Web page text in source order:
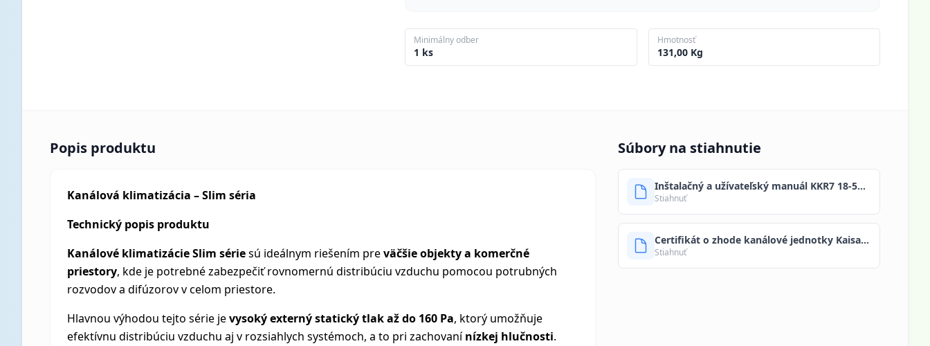
Minimálny odber
1 ks
Hmotnosť
131,00 Kg
Popis produktu
Kanálová klimatizácia – Slim séria
Technický popis produktu
Kanálové klimatizácie Slim sériesú ideálnym riešením preväčšie objekty a komerčné
priestory, kde je potrebné zabezpečiť rovnomernú distribúciu vzduchu pomocou potrubných
rozvodov a difúzorov v celom priestore.
Hlavnou výhodou tejto série jevysoký externý statický tlak až do 160 Pa, ktorý umožňuje
efektívnu distribúciu vzduchu aj v rozsiahlych systémoch, a to pri zachovanínízkej hlučnosti.
Súbory na stiahnutie
Inštalačný a užívateľský manuál KKR7 18-55 Kaisai SK.pdf
Stiahnuť
Certifikát o zhode kanálové jednotky Kaisai SK 2026.pdf
Stiahnuť